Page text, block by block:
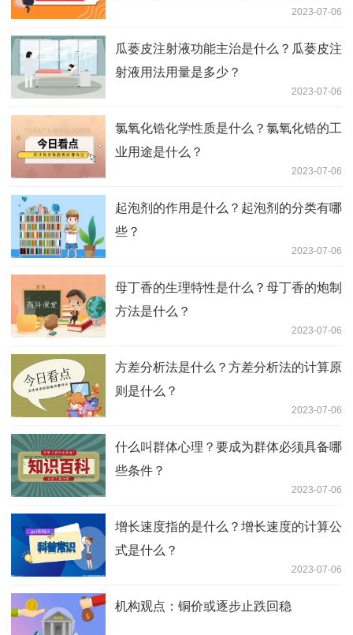
2023-07-06
瓜蒌皮注射液功能主治是什么？瓜蒌皮注
射液用法用量是多少？
2023-07-06
氯氧化锆化学性质是什么？氯氧化锆的工
业用途是什么？
2023-07-06
起泡剂的作用是什么？起泡剂的分类有哪
些？
2023-07-06
母丁香的生理特性是什么？母丁香的炮制
方法是什么？
2023-07-06
方差分析法是什么？方差分析法的计算原
则是什么？
2023-07-06
什么叫群体心理？要成为群体必须具备哪
些条件？
2023-07-06
增长速度指的是什么？增长速度的计算公
式是什么？
2023-07-06
机构观点：铜价或逐步止跌回稳